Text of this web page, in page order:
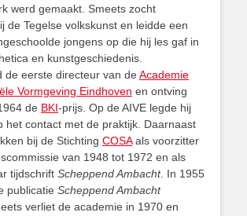
werd gemaakt. Smeets zocht
de Tegelse volkskunst en leidde een
jongens op die hij les gaf in
en kunstgeschiedenis.
de eerste directeur van de Academie
Vormgeving Eindhoven en ontving
de BKI-prijs. Op de AIVE legde hij
het contact met de praktijk. Daarnaast
bij de Stichting COSAals voorzitter
van 1948 tot 1972 en als
tijdschrift Scheppend Ambacht. In 1955
publicatie Scheppend Ambacht
verliet de academie in 1970 en